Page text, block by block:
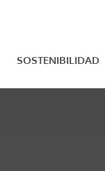
SOSTENIBILIDAD